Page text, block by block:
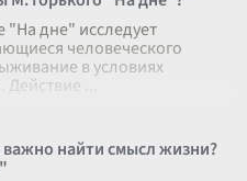
"На дне" исследует
человеческого
в условиях
Действие
найти смысл жизни?